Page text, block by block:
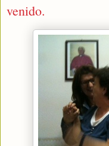
venido.